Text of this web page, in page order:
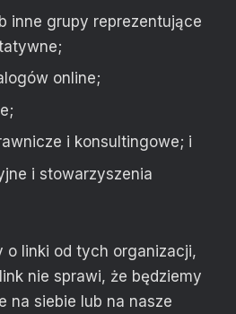
inne grupy reprezentujące
online;
i konsultingowe; i
i stowarzyszenia
o linki od tych organizacji,
nie sprawi, że będziemy
na siebie lub na nasze